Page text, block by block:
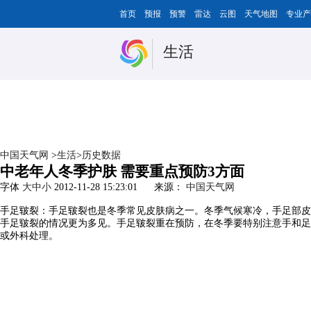
首页 预报 预警 雷达 云图 天气地图 专业
生活
中国天气网 >生活>历史数据
中老年人冬季护肤 需要重点预防3方面
字体 大中小 2012-11-28 15:23:01 来源： 中国天气网
手足皲裂：手足皲裂也是冬季常见皮肤病之一。冬季气候寒冷，手足部
手足皲裂的情况更为多见。手足皲裂重在预防，在冬季要特别注意手和
或外科处理。